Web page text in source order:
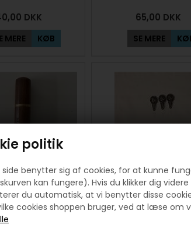
politik
side benytter sig af cookies, for at kunne
kan fungere). Hvis du klikker dig
du automatisk, at vi benytter disse
cookies shoppen bruger, ved at læse om
DKK
MERE KØB
65,00 DKK
SE MERE
i smukt træ og skrue
låg
DKK
MERE
Nåletræder 3 stk
20,00DKK